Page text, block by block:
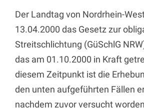
Der Landtag von Nordrhein-
13.04.2000 das Gesetz zur
Streitschlichtung (GüSchlG
das am 01.10.2000 in Kraft
diesem Zeitpunkt ist die
den unten aufgeführten Fällen
nachdem zuvor versucht